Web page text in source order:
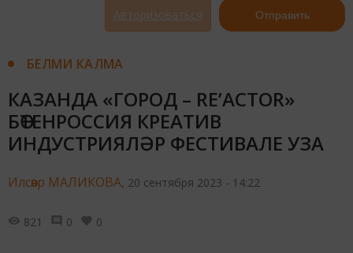
Авторизоваться Отправить
БЕЛМИ КАЛМА
КАЗАНДА «ГОРОД – RE’ACTOR»
БӨТЕНРОССИЯ КРЕАТИВ
ИНДУСТРИЯЛӘР ФЕСТИВАЛЕ УЗА
Илсөяр МАЛИКОВА, 20 сентября 2023 - 14:22
821 0 0